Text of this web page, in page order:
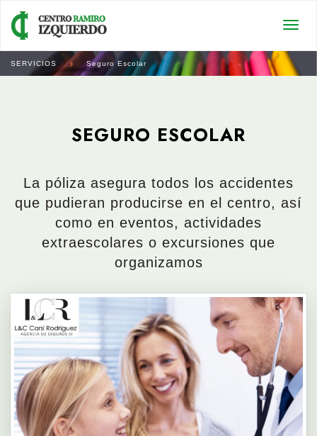
SERVICIOS Seguro Escolar
SEGURO ESCOLAR
La póliza asegura todos los accidentes
que pudieran producirse en el centro, así
como en eventos, actividades
extraescolares o excursiones que
organizamos